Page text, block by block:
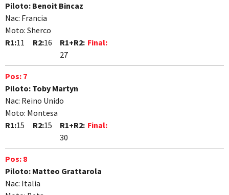
Piloto: Benoit Bincaz
Nac: Francia
Moto: Sherco
R1:11 R2:16
R1+R2:
27
Final:
Pos: 7
Piloto: Toby Martyn
Nac: Reino Unido
Moto: Montesa
R1:15 R2:15
R1+R2:
30
Final:
Pos: 8
Piloto: Matteo Grattarola
Nac: Italia